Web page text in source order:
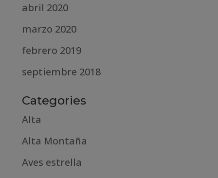
abril 2020
marzo 2020
febrero 2019
septiembre 2018
Categories
Alta
Alta Montaña
Aves estrella